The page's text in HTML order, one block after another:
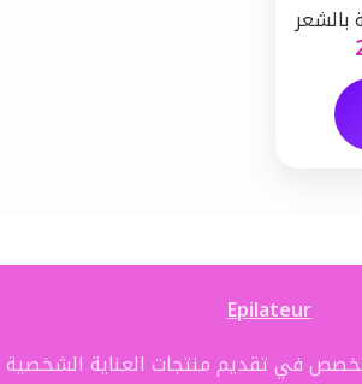
بالشعر
Epilateur
في تقديم منتجات العناية الشخصية